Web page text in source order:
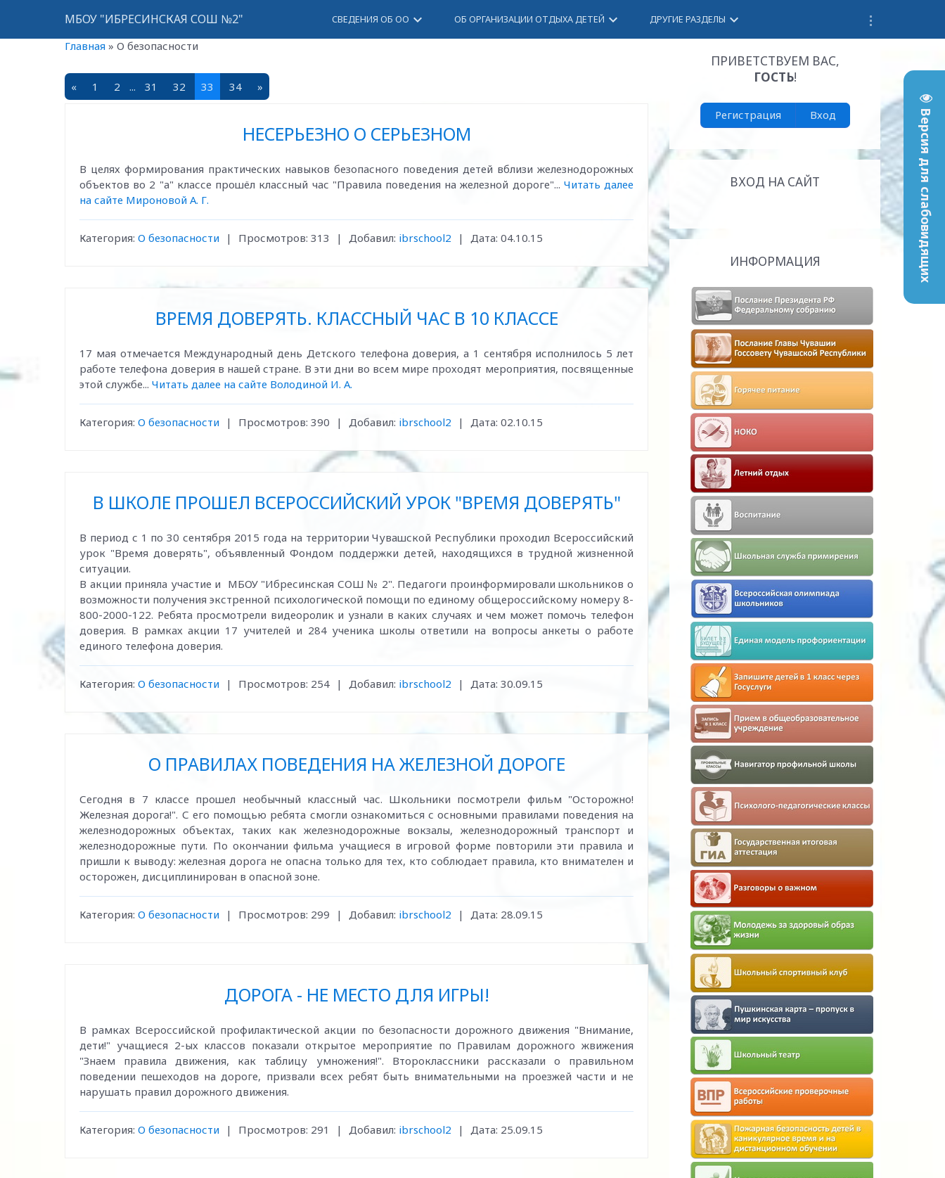
Версия для слабовидящих
МБОУ "ИБРЕСИНСКАЯ СОШ №2" СВЕДЕНИЯ ОБ ОО keyboard_arrow_down ОБ ОРГАНИЗАЦИИ ОТДЫХА ДЕТЕЙ keyboard_arrow_down ДРУГИЕ РАЗДЕЛЫ keyboard_arrow_down
Главная » О безопасности
« 1 2 ... 31 32 33 34 »
НЕСЕРЬЕЗНО О СЕРЬЕЗНОМ
В целях формирования практических навыков безопасного поведения детей вблизи железнодорожных
объектов во 2 "а" классе прошёл классный час "Правила поведения на железной дороге"... Читать далее
на сайте Мироновой А. Г.
Категория: О безопасности | Просмотров: 313 | Добавил: ibrschool2 | Дата: 04.10.15
ВРЕМЯ ДОВЕРЯТЬ. КЛАССНЫЙ ЧАС В 10 КЛАССЕ
17 мая отмечается Международный день Детского телефона доверия, а 1 сентября исполнилось 5 лет
работе телефона доверия в нашей стране. В эти дни во всем мире проходят мероприятия, посвященные
этой службе... Читать далее на сайте Володиной И. А.
Категория: О безопасности | Просмотров: 390 | Добавил: ibrschool2 | Дата: 02.10.15
В ШКОЛЕ ПРОШЕЛ ВСЕРОССИЙСКИЙ УРОК "ВРЕМЯ ДОВЕРЯТЬ"
В период с 1 по 30 сентября 2015 года на территории Чувашской Республики проходил Всероссийский
урок "Время доверять", объявленный Фондом поддержки детей, находящихся в трудной жизненной
ситуации.
В акции приняла участие и МБОУ "Ибресинская СОШ № 2". Педагоги проинформировали школьников о
возможности получения экстренной психологической помощи по единому общероссийскому номеру 8-
800-2000-122. Ребята просмотрели видеоролик и узнали в каких случаях и чем может помочь телефон
доверия. В рамках акции 17 учителей и 284 ученика школы ответили на вопросы анкеты о работе
единого телефона доверия.
Категория: О безопасности | Просмотров: 254 | Добавил: ibrschool2 | Дата: 30.09.15
О ПРАВИЛАХ ПОВЕДЕНИЯ НА ЖЕЛЕЗНОЙ ДОРОГЕ
Сегодня в 7 классе прошел необычный классный час. Школьники посмотрели фильм "Осторожно!
Железная дорога!". С его помощью ребята смогли ознакомиться с основными правилами поведения на
железнодорожных объектах, таких как железнодорожные вокзалы, железнодорожный транспорт и
железнодорожные пути. По окончании фильма учащиеся в игровой форме повторили эти правила и
пришли к выводу: железная дорога не опасна только для тех, кто соблюдает правила, кто внимателен и
осторожен, дисциплинирован в опасной зоне.
Категория: О безопасности | Просмотров: 299 | Добавил: ibrschool2 | Дата: 28.09.15
ДОРОГА - НЕ МЕСТО ДЛЯ ИГРЫ!
В рамках Всероссийской профилактической акции по безопасности дорожного движения "Внимание,
дети!" учащиеся 2-ых классов показали открытое мероприятие по Правилам дорожного жвижения
"Знаем правила движения, как таблицу умножения!". Второклассники рассказали о правильном
поведении пешеходов на дороге, призвали всех ребят быть внимательными на проезжей части и не
нарушать правил дорожного движения.
Категория: О безопасности | Просмотров: 291 | Добавил: ibrschool2 | Дата: 25.09.15
ПРИВЕТСТВУЕМ ВАС,
ГОСТЬ!
Регистрация Вход
ВХОД НА САЙТ
ИНФОРМАЦИЯ